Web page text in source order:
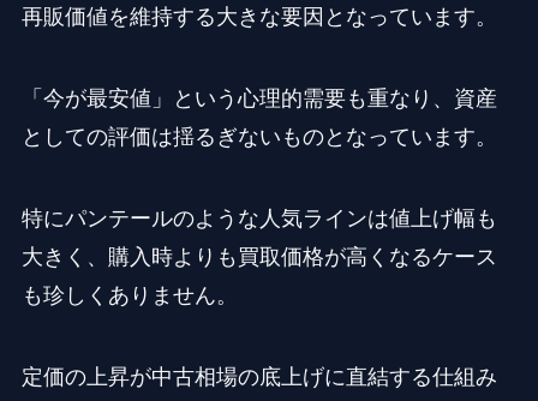
再販価値を維持する大きな要因となっています。
「今が最安値」という心理的需要も重なり、資産
としての評価は揺るぎないものとなっています。
特にパンテールのような人気ラインは値上げ幅も
大きく、購入時よりも買取価格が高くなるケース
も珍しくありません。
定価の上昇が中古相場の底上げに直結する仕組み